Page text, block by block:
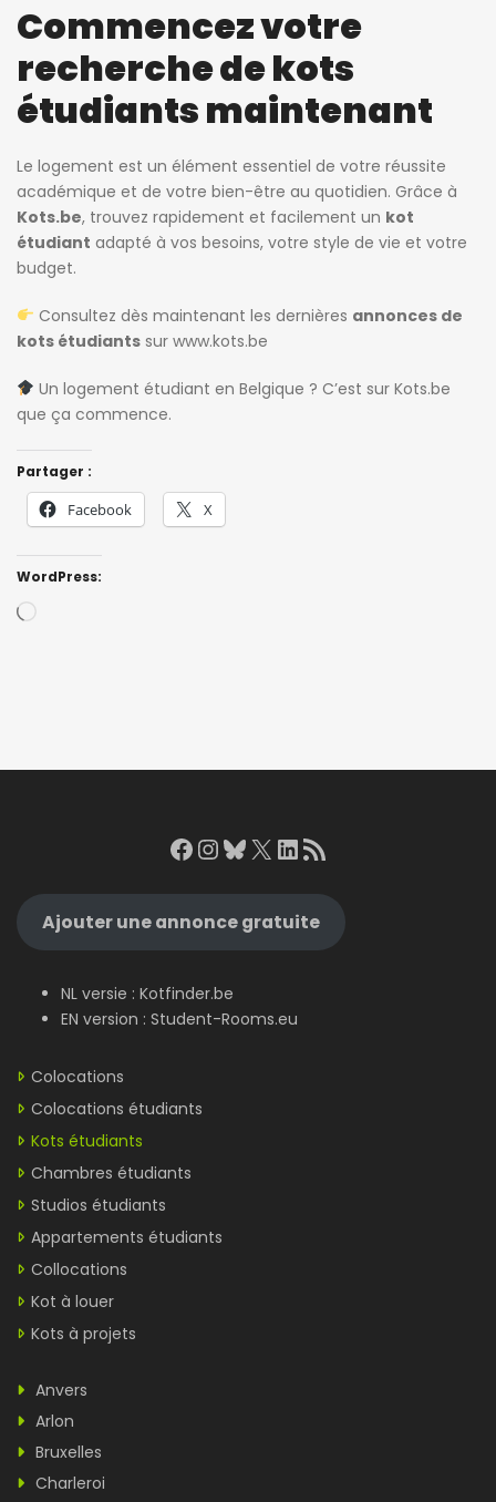
Commencez votre
recherche de kots
étudiants maintenant
Le logement est un élément essentiel de votre réussite
académique et de votre bien-être au quotidien. Grâce à
Kots.be, trouvez rapidement et facilement un kot
étudiant adapté à vos besoins, votre style de vie et votre
budget.
Consultez dès maintenant les dernières annonces de
kots étudiants sur www.kots.be
Un logement étudiant en Belgique ? C’est sur Kots.be
que ça commence.
Partager :
Facebook X
WordPress:
Facebook
Instagram
Bluesky
X LinkedIn
RSS Feed
Ajouter une annonce gratuite
NL versie : Kotfinder.be
EN version : Student-Rooms.eu
Colocations
Colocations étudiants
Kots étudiants
Chambres étudiants
Studios étudiants
Appartements étudiants
Collocations
Kot à louer
Kots à projets
Anvers
Arlon
Bruxelles
Charleroi